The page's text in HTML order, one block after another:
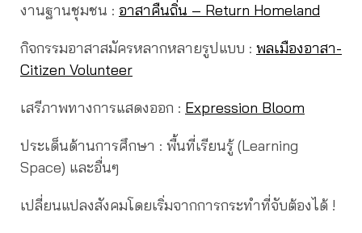
งานฐานชุมชน : อาสาคืนถิ่น – Return Homeland
กิจกรรมอาสาสมัครหลากหลายรูปแบบ : พลเมืองอาสา-
Citizen Volunteer
เสรีภาพทางการแสดงออก : Expression Bloom
ประเด็นด้านการศึกษา : พื้นที่เรียนรู้ (Learning
Space) และอื่นๆ
เปลี่ยนแปลงสังคมโดยเริ่มจากการกระทำที่จับต้องได้ !